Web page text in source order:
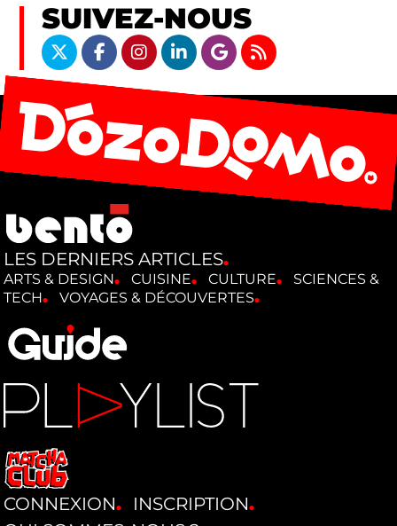
SUIVEZ-NOUS
LES DERNIERS ARTICLES
ARTS & DESIGN CUISINE CULTURE
SCIENCES &
TECH
VOYAGES & DÉCOUVERTES
CONNEXION
INSCRIPTION